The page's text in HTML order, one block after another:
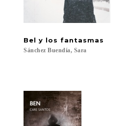
Bel y los fantasmas
Sánchez Buendía, Sara